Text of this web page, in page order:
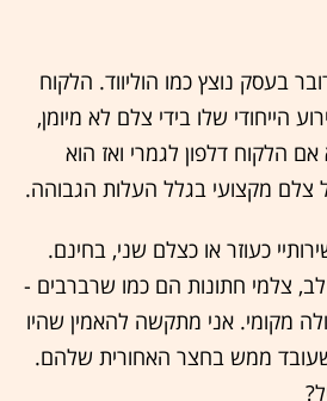
בעסק נוצץ כמו הוליווד. הלקוח
הייחודי שלו בידי צלם לא מיומן,
הלקוח דלפון לגמרי ואז הוא
מקצועי בגלל העלות הגבוהה.
כעוזר או כצלם שני, בחינם.
צלמי חתונות הם כמו שרברבים -
מקומי. אני מתקשה להאמין שהיו
ממש בחצר האחורית שלהם.